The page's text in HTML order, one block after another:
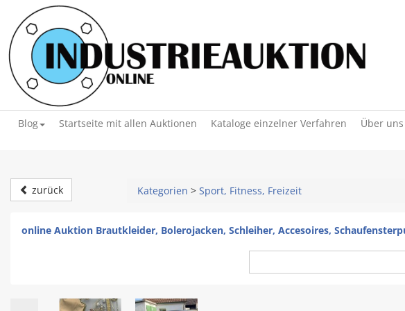
Blog Startseite mit allen Auktionen Kataloge einzelner Verfahren Über uns
zurück Kategorien > Sport, Fitness, Freizeit
online Auktion Brautkleider, Bolerojacken, Schleiher, Accesoires,